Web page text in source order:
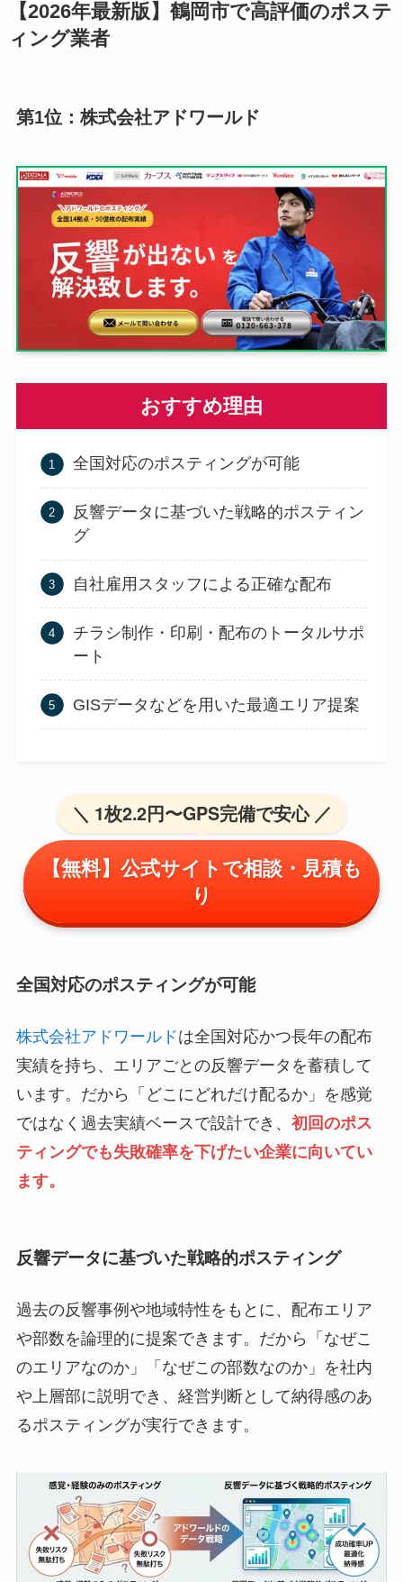
【2026年最新版】鶴岡市で高評価のポステ
ィング業者
第1位：株式会社アドワールド
おすすめ理由
全国対応のポスティングが可能
反響データに基づいた戦略的ポスティン
グ
自社雇用スタッフによる正確な配布
チラシ制作・印刷・配布のトータルサポ
ート
GISデータなどを用いた最適エリア提案
＼ 1枚2.2円〜GPS完備で安心 ／
【無料】公式サイトで相談・見積も
り
全国対応のポスティングが可能
株式会社アドワールドは全国対応かつ長年の配布
実績を持ち、エリアごとの反響データを蓄積して
います。だから「どこにどれだけ配るか」を感覚
ではなく過去実績ベースで設計でき、 初回のポス
ティングでも失敗確率を下げたい企業に向いてい
ます。
反響データに基づいた戦略的ポスティング
過去の反響事例や地域特性をもとに、配布エリア
や部数を論理的に提案できます。だから「なぜこ
のエリアなのか」「なぜこの部数なのか」を社内
や上層部に説明でき、経営判断として納得感のあ
るポスティングが実行できます。